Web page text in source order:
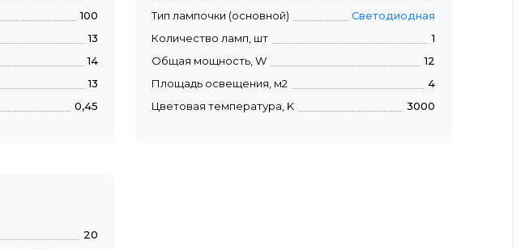
100
13
14
13
0,45
Тип лампочки (основной)
Светодиодная
Количество ламп, шт
1
Общая мощность, W
12
Площадь освещения, м2
4
Цветовая температура, K
3000
20